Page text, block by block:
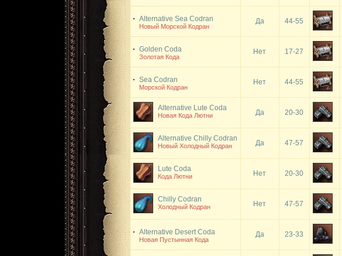
Alternative Sea Codran
Новый Морской Кодран
Да 44-55
Golden Coda
Золотая Кода
Нет 17-27
Sea Codran
Морской Кодран
Нет 44-55
Alternative Lute Coda
Новая Кода Лютни Да 20-30
Alternative Chilly Codran
Новый Холодный Кодран Да 47-57
Lute Coda
Кода Лютни Нет 20-30
Chilly Codran
Холодный Кодран Нет 47-57
Alternative Desert Coda
Новая Пустынная Кода
Да 23-33